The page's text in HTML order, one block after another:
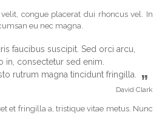
congue placerat dui rhoncus vel. In
eu nec magna.
faucibus suscipit. Sed orci arcu,
consectetur sed enim.
rutrum magna tincidunt fringilla.
”
David Clark
et fringilla a, tristique vitae metus. Nunc